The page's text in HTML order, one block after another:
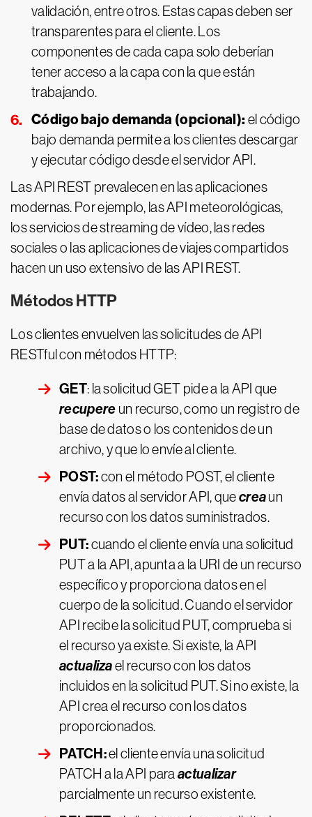
validación, entre otros. Estas capas deben ser
transparentes para el cliente. Los
componentes de cada capa solo deberían
tener acceso a la capa con la que están
trabajando.
Código bajo demanda (opcional):el código
bajo demanda permite a los clientes descargar
y ejecutar código desde el servidor API.
Las API REST prevalecen en las aplicaciones
modernas. Por ejemplo, las API meteorológicas,
los servicios de streaming de vídeo, las redes
sociales o las aplicaciones de viajes compartidos
hacen un uso extensivo de las API REST.
Métodos HTTP
Los clientes envuelven las solicitudes de API
RESTful con métodos HTTP:
GET: la solicitud GET pide a la API que
recupere un recurso, como un registro de
base de datos o los contenidos de un
archivo, y que lo envíe al cliente.
POST:con el método POST, el cliente
envía datos al servidor API, quecreaun
recurso con los datos suministrados.
PUT:cuando el cliente envía una solicitud
PUT a la API, apunta a la URI de un recurso
específico y proporciona datos en el
cuerpo de la solicitud. Cuando el servidor
API recibe la solicitud PUT, comprueba si
el recurso ya existe. Si existe, la API
actualizael recurso con los datos
incluidos en la solicitud PUT. Si no existe, la
API crea el recurso con los datos
proporcionados.
PATCH:el cliente envía una solicitud
PATCH a la API paraactualizar
parcialmente un recurso existente.